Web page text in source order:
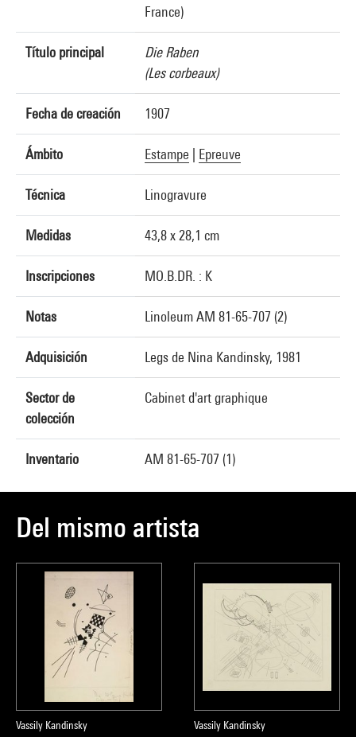
France)
Título principal
Die Raben
(Les corbeaux)
Fecha de creación 1907
Ámbito Estampe Epreuve
Técnica Linogravure
Medidas 43,8 x 28,1 cm
Inscripciones MO.B.DR. : K
Notas Linoleum AM 81-65-707 (2)
Adquisición Legs de Nina Kandinsky, 1981
Sector de
colección
Cabinet d'art graphique
Inventario AM 81-65-707 (1)
Del mismo artista
Vassily Kandinsky
Vassily Kandinsky